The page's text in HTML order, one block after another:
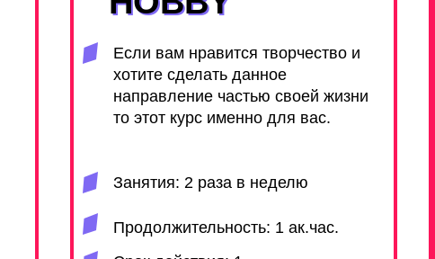
Если вам нравится творчество и
хотите сделать данное
направление частью своей жизни
то этот курс именно для вас.
Занятия: 2 раза в неделю
Продолжительность: 1 ак.час.